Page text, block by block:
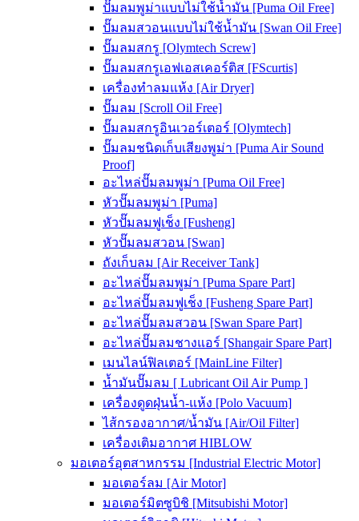
ปั๊มลมพูม่าแบบไม่ใช้น้ำมัน [Puma Oil Free]
ปั๊มลมสวอนแบบไม่ใช้น้ำมัน [Swan Oil Free]
ปั๊มลมสกรู [Olymtech Screw]
ปั๊มลมสกรูเอฟเอสเคอร์ติส [FScurtis]
เครื่องทำลมแห้ง [Air Dryer]
ปั๊มลม [Scroll Oil Free]
ปั๊มลมสกรูอินเวอร์เตอร์ [Olymtech]
ปั๊มลมชนิดเก็บเสียงพูม่า [Puma Air Sound
Proof]
อะไหล่ปั๊มลมพูม่า [Puma Oil Free]
หัวปั๊มลมพูม่า [Puma]
หัวปั๊มลมฟูเช็ง [Fusheng]
หัวปั๊มลมสวอน [Swan]
ถังเก็บลม [Air Receiver Tank]
อะไหล่ปั๊มลมพูม่า [Puma Spare Part]
อะไหล่ปั๊มลมฟูเช็ง [Fusheng Spare Part]
อะไหล่ปั๊มลมสวอน [Swan Spare Part]
อะไหล่ปั๊มลมชางแอร์ [Shangair Spare Part]
เมนไลน์ฟิลเตอร์ [MainLine Filter]
น้ำมันปั๊มลม [ Lubricant Oil Air Pump ]
เครื่องดูดฝุ่นน้ำ-แห้ง [Polo Vacuum]
ไส้กรองอากาศ/น้ำมัน [Air/Oil Filter]
เครื่องเติมอากาศ HIBLOW
มอเตอร์อุตสาหกรรม [Industrial Electric Motor]
มอเตอร์ลม [Air Motor]
มอเตอร์มิตซูบิชิ [Mitsubishi Motor]